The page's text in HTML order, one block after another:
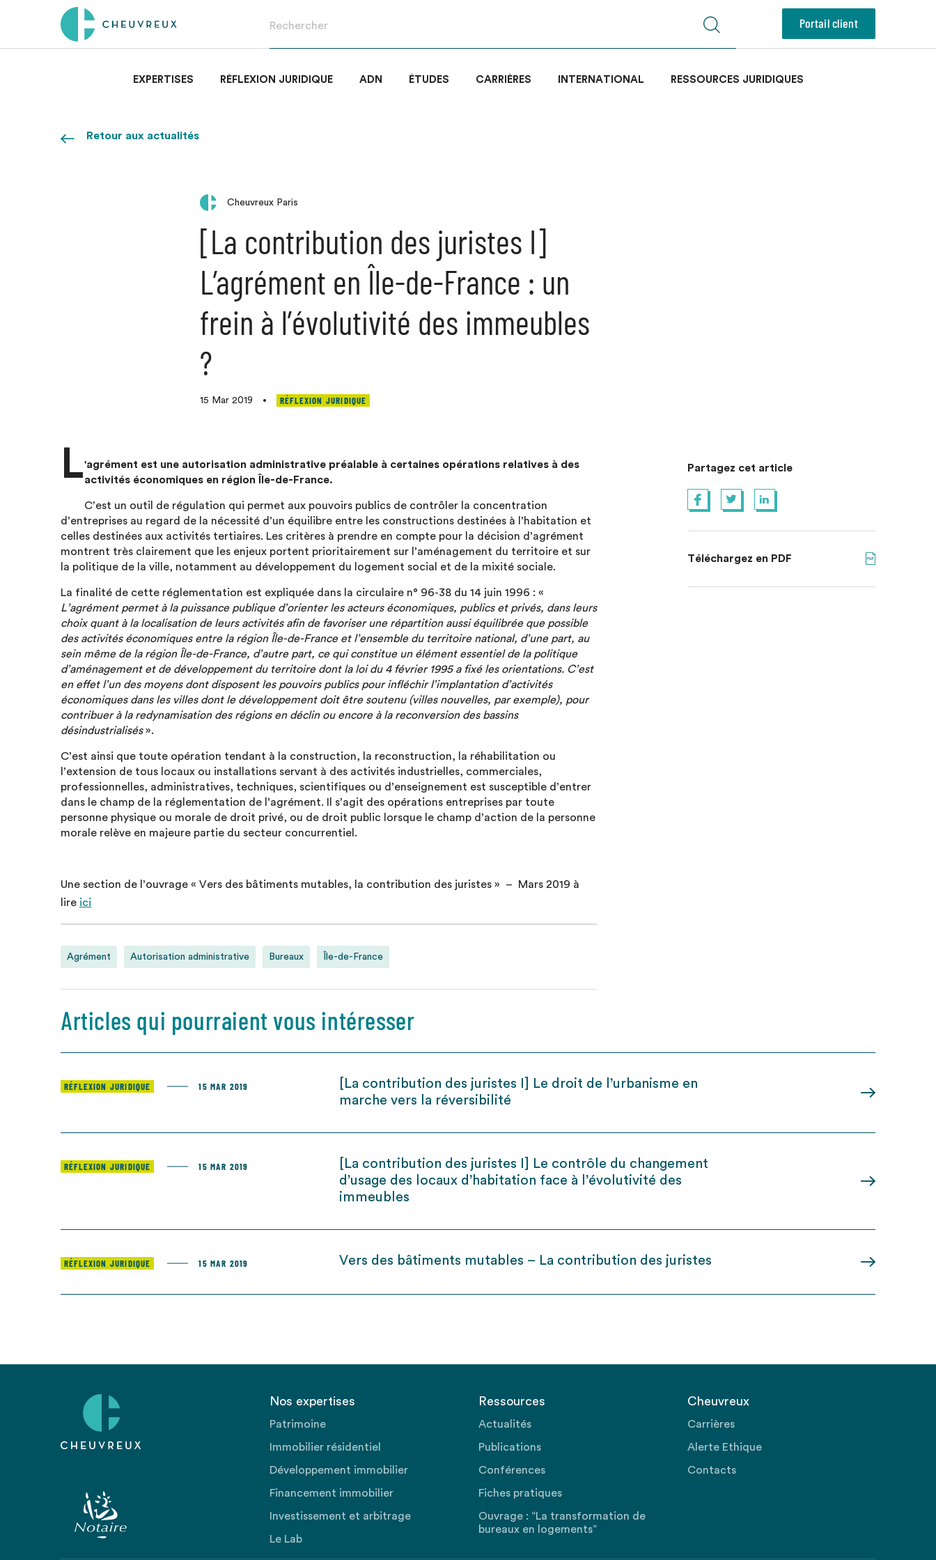
Portail client
EXPERTISES RÉFLEXION JURIDIQUE ADN ÉTUDES CARRIÈRES INTERNATIONAL RESSOURCES JURIDIQUES
Retour aux actualités
Cheuvreux Paris
[La contribution des juristes I]
L’agrément en Île-de-France : un
frein à l’évolutivité des immeubles
?
15 Mar 2019 • RÉFLEXION JURIDIQUE
L'agrément est une autorisation administrative préalable à certaines opérations relatives à des
activités économiques en région Île-de-France.
C’est un outil de régulation qui permet aux pouvoirs publics de contrôler la concentration
d’entreprises au regard de la nécessité d’un équilibre entre les constructions destinées à l’habitation et
celles destinées aux activités tertiaires. Les critères à prendre en compte pour la décision d’agrément
montrent très clairement que les enjeux portent prioritairement sur l’aménagement du territoire et sur
la politique de la ville, notamment au développement du logement social et de la mixité sociale.
La finalité de cette réglementation est expliquée dans la circulaire n° 96-38 du 14 juin 1996 : «
L’agrément permet à la puissance publique d’orienter les acteurs économiques, publics et privés, dans leurs
choix quant à la localisation de leurs activités afin de favoriser une répartition aussi équilibrée que possible
des activités économiques entre la région Île-de-France et l’ensemble du territoire national, d’une part, au
sein même de la région Île-de-France, d’autre part, ce qui constitue un élément essentiel de la politique
d’aménagement et de développement du territoire dont la loi du 4 février 1995 a fixé les orientations. C’est
en effet l’un des moyens dont disposent les pouvoirs publics pour infléchir l’implantation d’activités
économiques dans les villes dont le développement doit être soutenu (villes nouvelles, par exemple), pour
contribuer à la redynamisation des régions en déclin ou encore à la reconversion des bassins
désindustrialisés».
C’est ainsi que toute opération tendant à la construction, la reconstruction, la réhabilitation ou
l’extension de tous locaux ou installations servant à des activités industrielles, commerciales,
professionnelles, administratives, techniques, scientifiques ou d’enseignement est susceptible d’entrer
dans le champ de la réglementation de l’agrément. Il s’agit des opérations entreprises par toute
personne physique ou morale de droit privé, ou de droit public lorsque le champ d’action de la personne
morale relève en majeure partie du secteur concurrentiel.
Une section de l’ouvrage « Vers des bâtiments mutables, la contribution des juristes » – Mars 2019 à
lire ici
Agrément Autorisation administrative Bureaux Île-de-France
Partagez cet article
Téléchargez en PDF
Articles qui pourraient vous intéresser
RÉFLEXION JURIDIQUE 15 MAR 2019
[La contribution des juristes I] Le droit de l’urbanisme en
marche vers la réversibilité
RÉFLEXION JURIDIQUE 15 MAR 2019
[La contribution des juristes I] Le contrôle du changement
d’usage des locaux d’habitation face à l’évolutivité des
immeubles
RÉFLEXION JURIDIQUE 15 MAR 2019 Vers des bâtiments mutables – La contribution des juristes
Nos expertises
Patrimoine
Immobilier résidentiel
Développement immobilier
Financement immobilier
Investissement et arbitrage
Le Lab
Ressources
Actualités
Publications
Conférences
Fiches pratiques
Ouvrage : “La transformation de
bureaux en logements”
Cheuvreux
Carrières
Alerte Ethique
Contacts